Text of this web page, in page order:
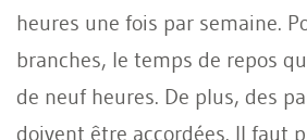
heures une fois par semaine.
branches, le temps de repos
de neuf heures. De plus, des
doivent être accordées. Il faut